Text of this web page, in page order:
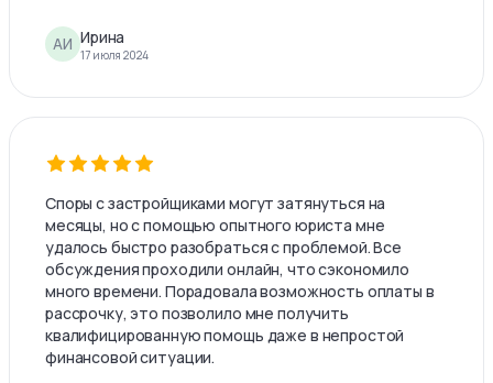
АИ Ирина
17 июля 2024
Споры с застройщиками могут затянуться на
месяцы, но с помощью опытного юриста мне
удалось быстро разобраться с проблемой. Все
обсуждения проходили онлайн, что сэкономило
много времени. Порадовала возможность оплаты в
рассрочку, это позволило мне получить
квалифицированную помощь даже в непростой
финансовой ситуации.